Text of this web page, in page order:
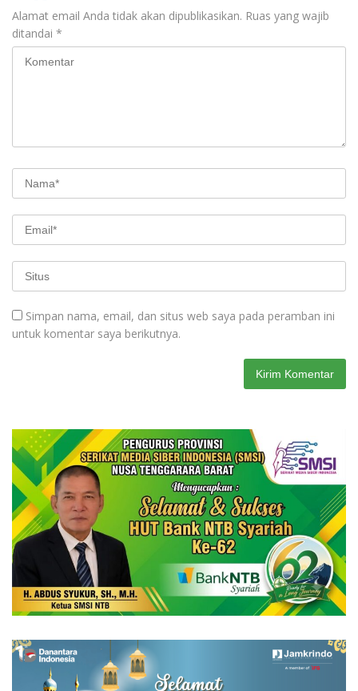
Alamat email Anda tidak akan dipublikasikan. Ruas yang wajib
ditandai *
Simpan nama, email, dan situs web saya pada peramban ini
untuk komentar saya berikutnya.